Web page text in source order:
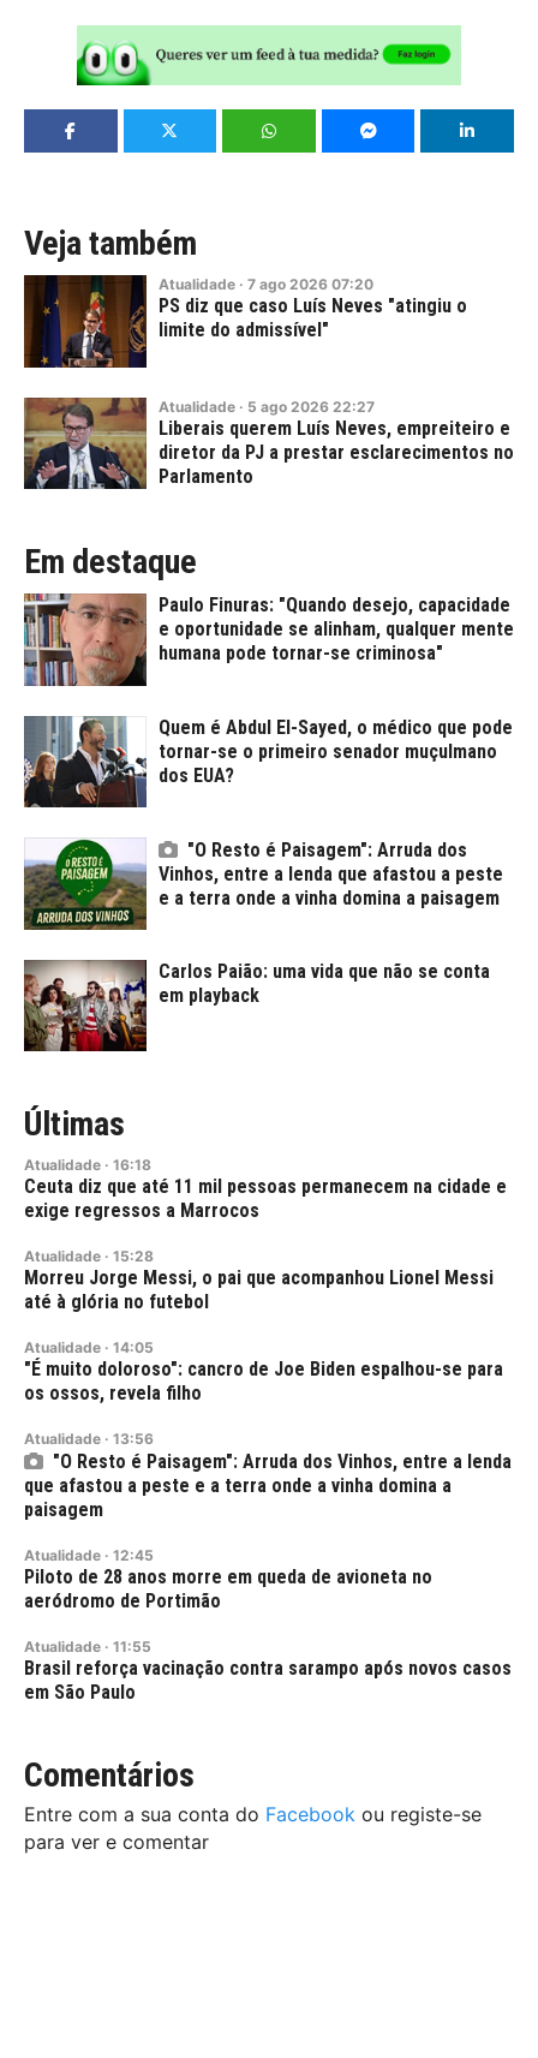
Veja também
Atualidade · 7 ago 2026 07:20
PS diz que caso Luís Neves "atingiu o
limite do admissível"
Atualidade · 5 ago 2026 22:27
Liberais querem Luís Neves, empreiteiro e
diretor da PJ a prestar esclarecimentos no
Parlamento
Em destaque
Paulo Finuras: "Quando desejo, capacidade
e oportunidade se alinham, qualquer mente
humana pode tornar-se criminosa"
Quem é Abdul El-Sayed, o médico que pode
tornar-se o primeiro senador muçulmano
dos EUA?
"O Resto é Paisagem": Arruda dos
Vinhos, entre a lenda que afastou a peste
e a terra onde a vinha domina a paisagem
Carlos Paião: uma vida que não se conta
em playback
Últimas
Atualidade · 16:18
Ceuta diz que até 11 mil pessoas permanecem na cidade e
exige regressos a Marrocos
Atualidade · 15:28
Morreu Jorge Messi, o pai que acompanhou Lionel Messi
até à glória no futebol
Atualidade · 14:05
"É muito doloroso": cancro de Joe Biden espalhou-se para
os ossos, revela filho
Atualidade · 13:56
"O Resto é Paisagem": Arruda dos Vinhos, entre a lenda
que afastou a peste e a terra onde a vinha domina a
paisagem
Atualidade · 12:45
Piloto de 28 anos morre em queda de avioneta no
aeródromo de Portimão
Atualidade · 11:55
Brasil reforça vacinação contra sarampo após novos casos
em São Paulo
Comentários
Entre com a sua conta do Facebook ou registe-se
para ver e comentar